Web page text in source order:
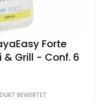
Forte
& Grill - Conf. 6
BEWERTET